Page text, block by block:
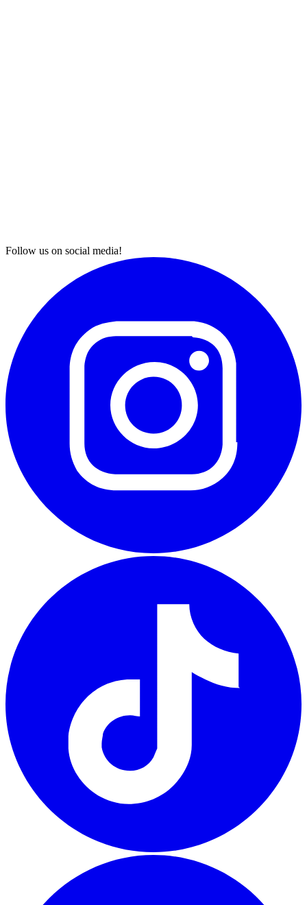
Follow us on social media!